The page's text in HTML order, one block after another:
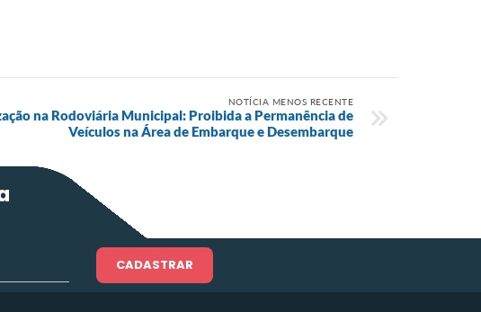
NOTÍCIA MENOS RECENTE
na Rodoviária Municipal: Proibida a Permanência de
Veículos na Área de Embarque e Desembarque
CADASTRAR